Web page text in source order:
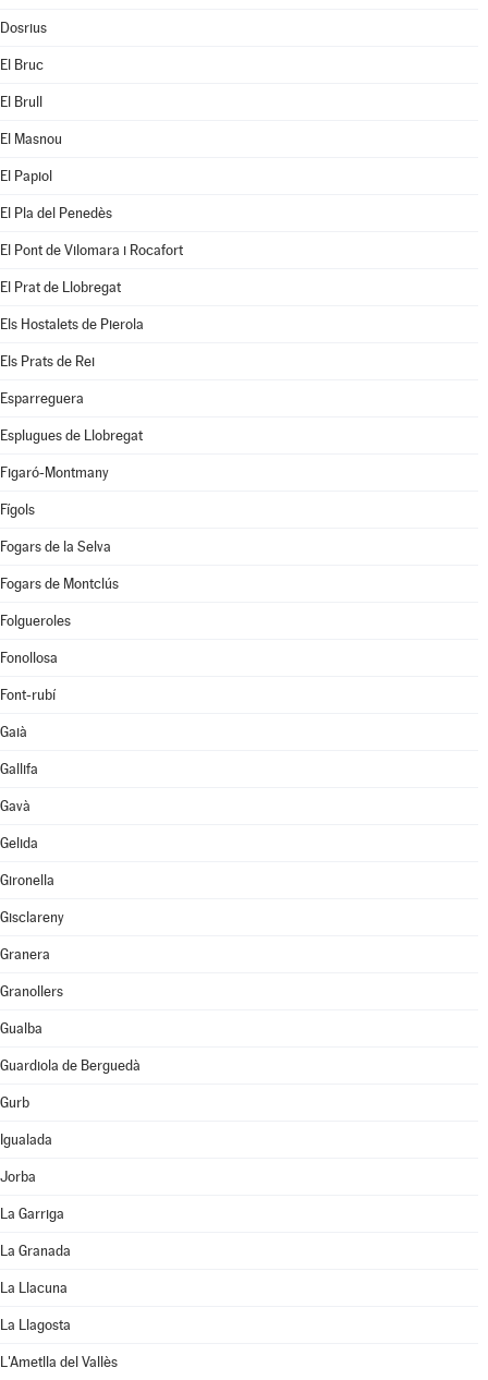
Dosrius
El Bruc
El Brull
El Masnou
El Papiol
El Pla del Penedès
El Pont de Vilomara i Rocafort
El Prat de Llobregat
Els Hostalets de Pierola
Els Prats de Rei
Esparreguera
Esplugues de Llobregat
Figaró-Montmany
Fígols
Fogars de la Selva
Fogars de Montclús
Folgueroles
Fonollosa
Font-rubí
Gaià
Gallifa
Gavà
Gelida
Gironella
Gisclareny
Granera
Granollers
Gualba
Guardiola de Berguedà
Gurb
Igualada
Jorba
La Garriga
La Granada
La Llacuna
La Llagosta
L'Ametlla del Vallès